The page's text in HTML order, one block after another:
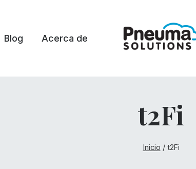
Blog Acerca de
t2Fi
Inicio / t2Fi